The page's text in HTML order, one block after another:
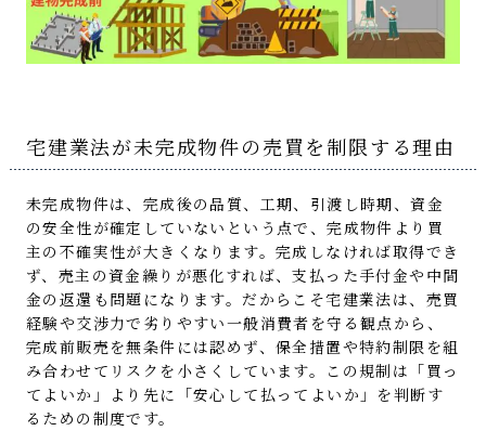
宅建業法が未完成物件の売買を制限する理由
未完成物件は、完成後の品質、工期、引渡し時期、資金
の安全性が確定していないという点で、完成物件より買
主の不確実性が大きくなります。完成しなければ取得でき
ず、売主の資金繰りが悪化すれば、支払った手付金や中間
金の返還も問題になります。だからこそ宅建業法は、売買
経験や交渉力で劣りやすい一般消費者を守る観点から、
完成前販売を無条件には認めず、保全措置や特約制限を組
み合わせてリスクを小さくしています。この規制は「買っ
てよいか」より先に「安心して払ってよいか」を判断す
るための制度です。